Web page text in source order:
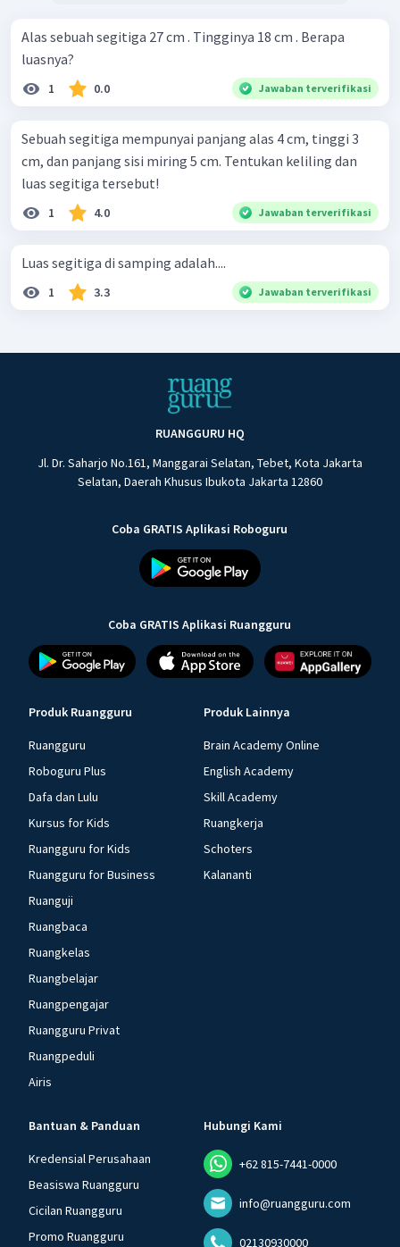
Alas sebuah segitiga 27 cm . Tingginya 18 cm . Berapa
luasnya?
1 0.0 Jawaban terverifikasi
Sebuah segitiga mempunyai panjang alas 4 cm, tinggi 3
cm, dan panjang sisi miring 5 cm. Tentukan keliling dan
luas segitiga tersebut!
1 4.0 Jawaban terverifikasi
Luas segitiga di samping adalah....
1 3.3 Jawaban terverifikasi
RUANGGURU HQ
Jl. Dr. Saharjo No.161, Manggarai Selatan, Tebet, Kota Jakarta
Selatan, Daerah Khusus Ibukota Jakarta 12860
Coba GRATIS Aplikasi Roboguru
Coba GRATIS Aplikasi Ruangguru
Produk Ruangguru
Ruangguru
Roboguru Plus
Dafa dan Lulu
Kursus for Kids
Ruangguru for Kids
Ruangguru for Business
Ruanguji
Ruangbaca
Ruangkelas
Ruangbelajar
Ruangpengajar
Ruangguru Privat
Ruangpeduli
Airis
Produk Lainnya
Brain Academy Online
English Academy
Skill Academy
Ruangkerja
Schoters
Kalananti
Bantuan & Panduan
Kredensial Perusahaan
Beasiswa Ruangguru
Cicilan Ruangguru
Promo Ruangguru
Hubungi Kami
+62 815-7441-0000
info@ruangguru.com
02130930000